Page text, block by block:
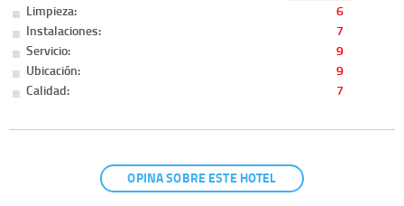
Limpieza:
6
Instalaciones:
7
Servicio:
9
Ubicación:
9
Calidad:
7
OPINA SOBRE ESTE HOTEL